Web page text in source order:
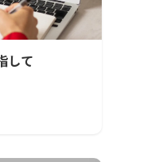
して